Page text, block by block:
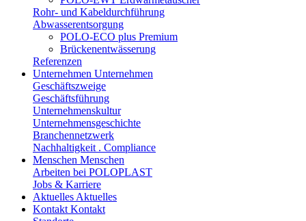
Rohr- und Kabeldurchführung
Abwasserentsorgung
POLO-ECO plus Premium
Brückenentwässerung
Referenzen
Unternehmen Unternehmen
Geschäftszweige
Geschäftsführung
Unternehmenskultur
Unternehmensgeschichte
Branchennetzwerk
Nachhaltigkeit . Compliance
Menschen Menschen
Arbeiten bei POLOPLAST
Jobs & Karriere
Aktuelles Aktuelles
Kontakt Kontakt